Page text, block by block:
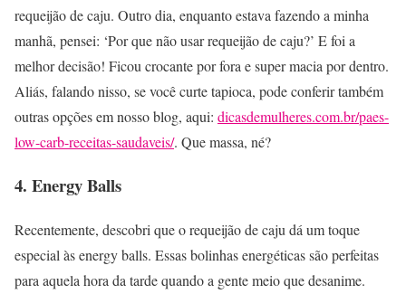
requeijão de caju. Outro dia, enquanto estava fazendo a minha
manhã, pensei: ‘Por que não usar requeijão de caju?’ E foi a
melhor decisão! Ficou crocante por fora e super macia por dentro.
Aliás, falando nisso, se você curte tapioca, pode conferir também
outras opções em nosso blog, aqui: dicasdemulheres.com.br/paes-
low-carb-receitas-saudaveis/. Que massa, né?
4. Energy Balls
Recentemente, descobri que o requeijão de caju dá um toque
especial às energy balls. Essas bolinhas energéticas são perfeitas
para aquela hora da tarde quando a gente meio que desanime.